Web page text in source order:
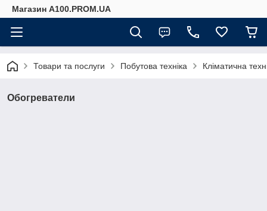
Магазин A100.PROM.UA
Товари та послуги Побутова техніка Кліматична
Обогреватели